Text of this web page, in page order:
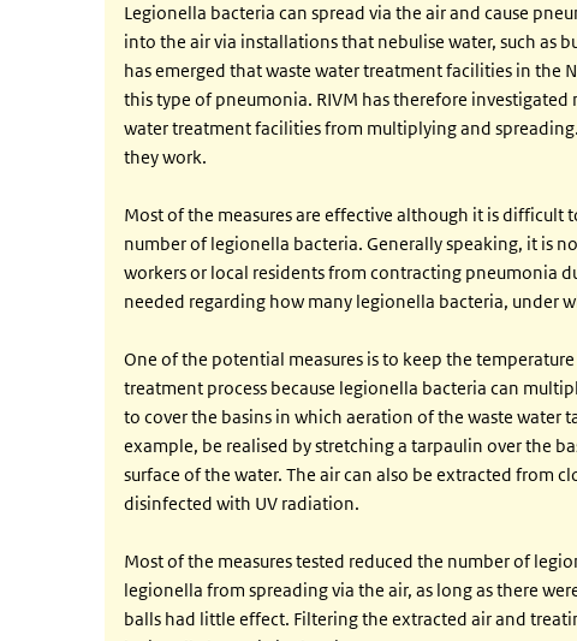
Legionella bacteria can spread via the air and cause
into the air via installations that nebulise water, such as
has emerged that waste water treatment facilities in the
this type of pneumonia. RIVM has therefore
water treatment facilities from multiplying and
they work.
Most of the measures are effective although it is
number of legionella bacteria. Generally speaking, it is
workers or local residents from contracting pneumonia
needed regarding how many legionella bacteria, under
One of the potential measures is to keep the
treatment process because legionella bacteria can
to cover the basins in which aeration of the waste water
example, be realised by stretching a tarpaulin over the
surface of the water. The air can also be extracted from
disinfected with UV radiation.
Most of the measures tested reduced the number of
legionella from spreading via the air, as long as there
balls had little effect. Filtering the extracted air and